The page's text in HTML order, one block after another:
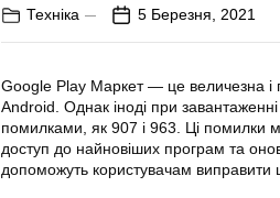
Техніка 5 Березня, 2021
Google Play Маркет — це величезна і
Android. Однак іноді при
помилками, як 907 і 963. Ці помилки
доступ до найновіших програм та
допоможуть користувачам виправити